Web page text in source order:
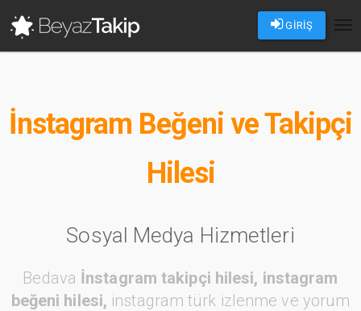
GİRİŞ
İnstagram Beğeni ve Takipçi
Hilesi
Sosyal Medya Hizmetleri
Bedava İnstagram takipçi hilesi, instagram
beğeni hilesi, instagram türk izlenme ve yorum